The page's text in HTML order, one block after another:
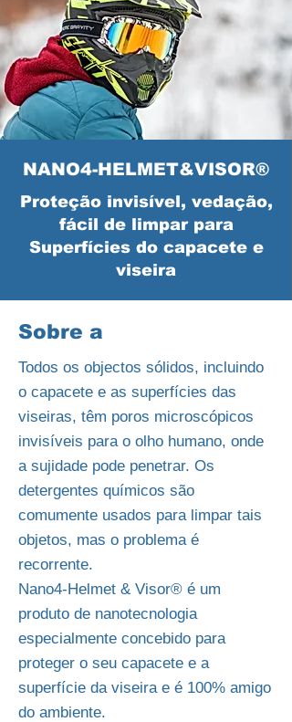
NANO4-HELMET&VISOR®
Proteção invisível, vedação,
fácil de limpar para
Superfícies do capacete e
viseira
Sobre a
Todos os objectos sólidos, incluindo
o capacete e as superfícies das
viseiras, têm poros microscópicos
invisíveis para o olho humano, onde
a sujidade pode penetrar. Os
detergentes químicos são
comumente usados para limpar tais
objetos, mas o problema é
recorrente.
Nano4-Helmet & Visor® é um
produto de nanotecnologia
especialmente concebido para
proteger o seu capacete e a
superfície da viseira e é 100% amigo
do ambiente.